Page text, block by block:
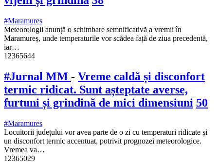
#Maramures
Meteorologii anunță o schimbare semnificativă a vremii în
Maramureș, unde temperaturile vor scădea față de ziua precedentă,
iar…
12365644
#Jurnal MM - Vreme caldă și disconfort
termic ridicat. Sunt așteptate averse,
furtuni și grindină de mici dimensiuni 50
#Maramures
Locuitorii județului vor avea parte de o zi cu temperaturi ridicate și
un disconfort termic accentuat, potrivit prognozei meteorologice.
Vremea va…
12365029